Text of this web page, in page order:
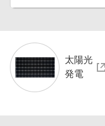
太陽光
発電